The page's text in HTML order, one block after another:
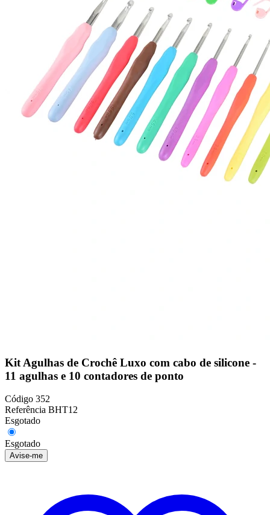
Kit Agulhas de Crochê Luxo com cabo de silicone -
11 agulhas e 10 contadores de ponto
Código 352
Referência BHT12
Esgotado
Esgotado
Avise-me